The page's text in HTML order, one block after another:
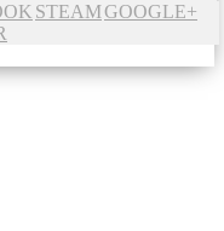
STEAMGOOGLE+